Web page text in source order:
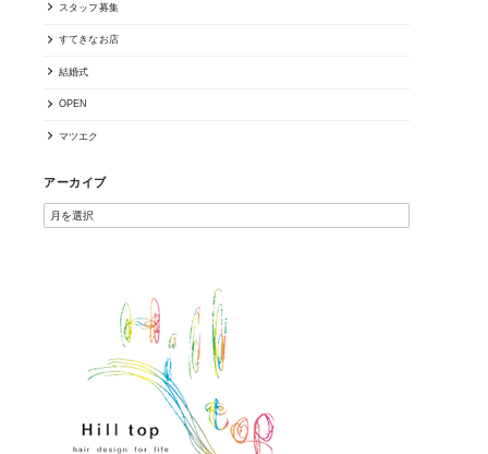
スタッフ募集
すてきなお店
結婚式
OPEN
マツエク
アーカイブ